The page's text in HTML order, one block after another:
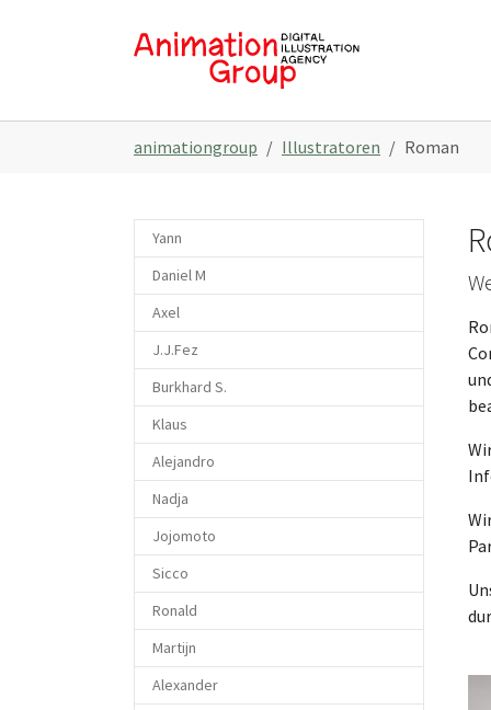
animationgroup Illustratoren Roman
Yann
Daniel M
Axel
J.J.Fez
Burkhard S.
Klaus
Alejandro
Nadja
Jojomoto
Sicco
Ronald
Martijn
Alexander